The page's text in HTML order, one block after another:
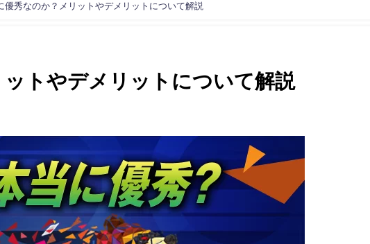
優秀なのか？メリットやデメリットについて解説
トやデメリットについて解説